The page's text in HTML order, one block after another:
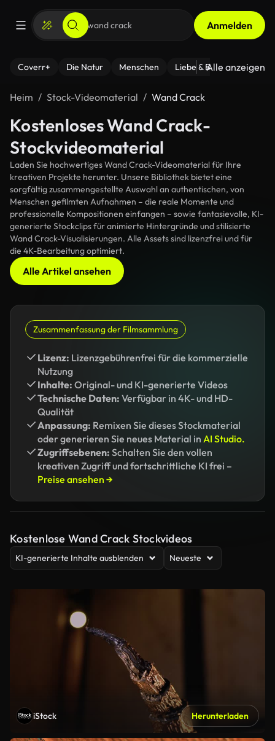
Anmelden
Coverr+ Die Natur Menschen Liebe & Beziehungen
Alle anzeigen
Heim Stock-Videomaterial Wand Crack
Kostenloses Wand Crack-
Stockvideomaterial
Laden Sie hochwertiges Wand Crack-Videomaterial für Ihre
kreativen Projekte herunter. Unsere Bibliothek bietet eine
sorgfältig zusammengestellte Auswahl an authentischen, von
Menschen gefilmten Aufnahmen – die reale Momente und
professionelle Kompositionen einfangen – sowie fantasievolle, KI-
generierte Stockclips für animierte Hintergründe und stilisierte
Wand Crack-Visualisierungen. Alle Assets sind lizenzfrei und für
die 4K-Bearbeitung optimiert.
Alle Artikel ansehen
Zusammenfassung der Filmsammlung
Lizenz: Lizenzgebührenfrei für die kommerzielle
Nutzung
Inhalte: Original- und KI-generierte Videos
Technische Daten: Verfügbar in 4K- und HD-
Qualität
Anpassung: Remixen Sie dieses Stockmaterial
oder generieren Sie neues Material in AI Studio.
Zugriffsebenen: Schalten Sie den vollen
kreativen Zugriff und fortschrittliche KI frei –
Preise ansehen →
Kostenlose Wand Crack Stockvideos
KI-generierte Inhalte ausblenden Neueste
iStock Herunterladen